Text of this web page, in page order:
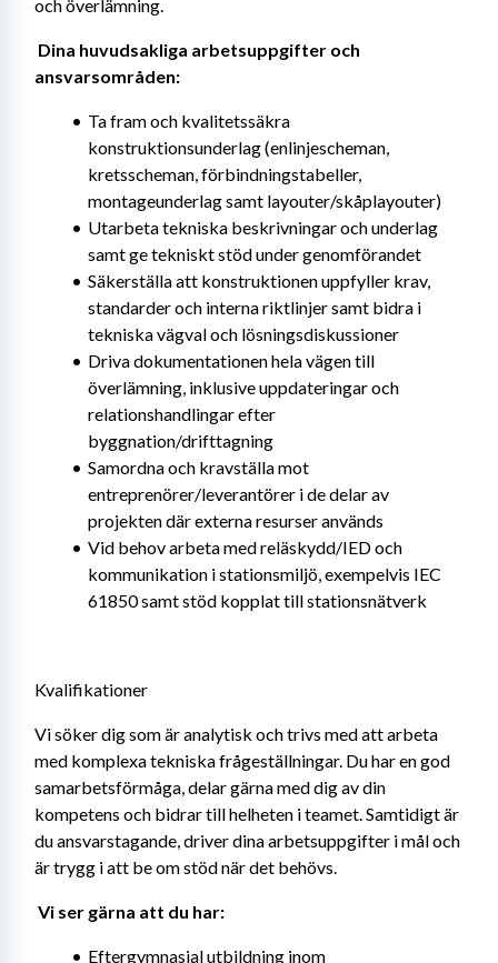
och överlämning.
Dina huvudsakliga arbetsuppgifter och
ansvarsområden:
Ta fram och kvalitetssäkra
konstruktionsunderlag (enlinjescheman,
kretsscheman, förbindningstabeller,
montageunderlag samt layouter/skåplayouter)
Utarbeta tekniska beskrivningar och underlag
samt ge tekniskt stöd under genomförandet
Säkerställa att konstruktionen uppfyller krav,
standarder och interna riktlinjer samt bidra i
tekniska vägval och lösningsdiskussioner
Driva dokumentationen hela vägen till
överlämning, inklusive uppdateringar och
relationshandlingar efter
byggnation/drifttagning
Samordna och kravställa mot
entreprenörer/leverantörer i de delar av
projekten där externa resurser används
Vid behov arbeta med reläskydd/IED och
kommunikation i stationsmiljö, exempelvis IEC
61850 samt stöd kopplat till stationsnätverk
Kvalifikationer
Vi söker dig som är analytisk och trivs med att arbeta
med komplexa tekniska frågeställningar. Du har en god
samarbetsförmåga, delar gärna med dig av din
kompetens och bidrar till helheten i teamet. Samtidigt är
du ansvarstagande, driver dina arbetsuppgifter i mål och
är trygg i att be om stöd när det behövs.
Vi ser gärna att du har:
Eftergymnasial utbildning inom